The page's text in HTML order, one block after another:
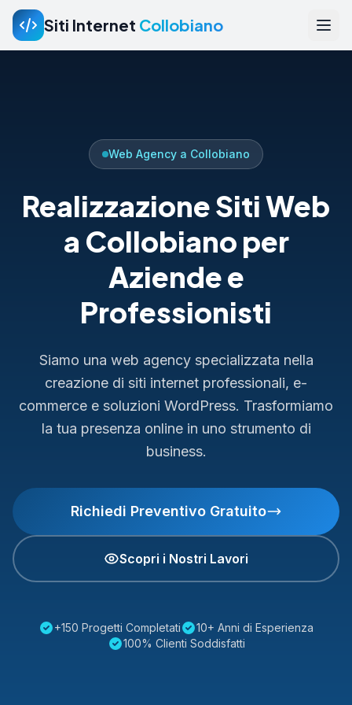
Siti Internet Collobiano
Web Agency a Collobiano
Realizzazione Siti Web
a Collobiano per
Aziende e
Professionisti
Siamo una web agency specializzata nella
creazione di siti internet professionali, e-
commerce e soluzioni WordPress. Trasformiamo
la tua presenza online in uno strumento di
business.
Richiedi Preventivo Gratuito
Scopri i Nostri Lavori
+150 Progetti Completati
10+ Anni di Esperienza
100% Clienti Soddisfatti